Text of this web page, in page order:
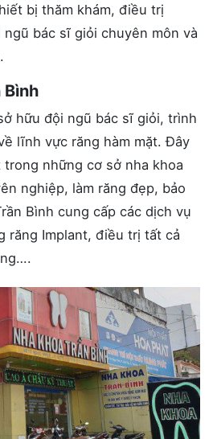
bị thăm khám, điều trị
bác sĩ giỏi chuyên môn và
Bình
hữu đội ngũ bác sĩ giỏi, trình
lĩnh vực răng hàm mặt. Đây
những cơ sở nha khoa
nghiệp, làm răng đẹp, bảo
Bình cung cấp các dịch vụ
răng Implant, điều trị tất cả